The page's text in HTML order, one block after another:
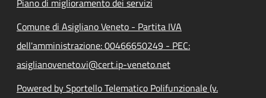
Comune di Asigliano Veneto - Partita IVA
dell'amministrazione: 00466650249 - PEC:
asiglianoveneto.vi@cert.ip-veneto.net
Powered by Sportello Telematico Polifunzionale (v.